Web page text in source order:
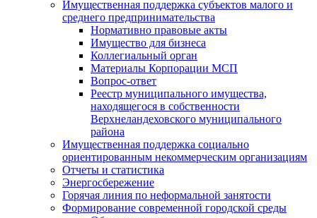
Имущественная поддержка субъектов малого и
среднего предпринимательства
Нормативно правовые акты
Имущество для бизнеса
Коллегиальный орган
Материалы Корпорации МСП
Вопрос-ответ
Реестр муниципального имущества,
находящегося в собственности
Верхнеландеховского муниципального
района
Имущественная поддержка социально
ориентированным некоммерческим организациям
Отчеты и статистика
Энергосбережение
Горячая линия по неформальной занятости
Формирование современной городской среды